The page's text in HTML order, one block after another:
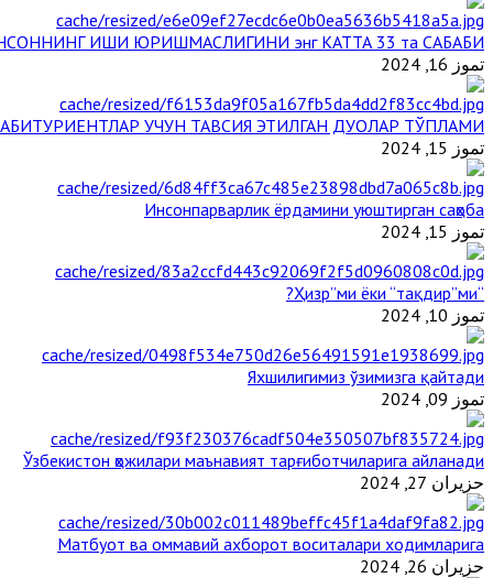
ИШИ ЮРИШМАСЛИГИНИ энг КАТТА 33 та САБАБИ
تموز 16, 2024
АБИТУРИЕНТЛАР УЧУН ТАВСИЯ ЭТИЛГАН ДУОЛАР ТЎПЛАМИ
تموز 15, 2024
Инсонпарварлик ёрдамини уюштирган саҳоба
تموز 15, 2024
“Ҳизр”ми ёки “тақдир”ми?
تموز 10, 2024
Яхшилигимиз ўзимизга қайтади
تموز 09, 2024
Ўзбекистон ҳожилари маънавият тарғиботчиларига айланади
حزيران 27, 2024
Матбуот ва оммавий ахборот воситалари ходимларига
حزيران 26, 2024